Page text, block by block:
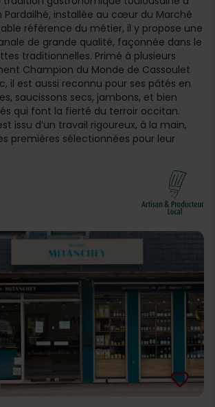
Pardailhé, installée au cœur du Marché
référence du métier, il y propose une
de grande qualité, façonnée dans le
traditionnelles. Primé à plusieurs
Champion du Monde de Cassoulet
il est aussi reconnu pour ses pâtés en
saucissons secs, jambons, et bien
qui font la fierté du terroir occitan.
issu d’un travail rigoureux, à la main,
premières sélectionnées pour leur
favorite_border